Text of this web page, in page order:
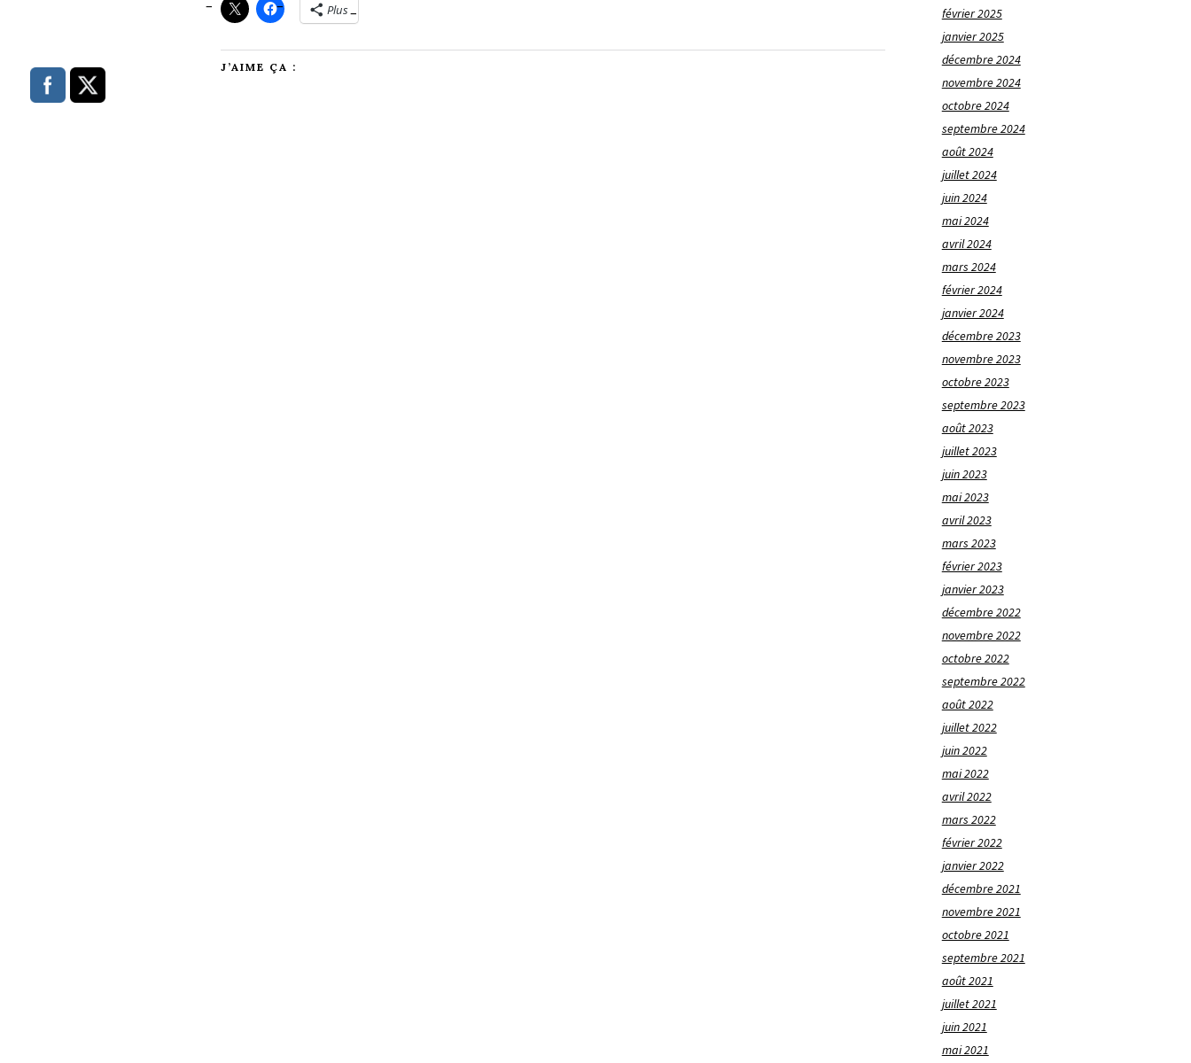
Plus
J’AIME ÇA :
février 2025
janvier 2025
décembre 2024
novembre 2024
octobre 2024
septembre 2024
août 2024
juillet 2024
juin 2024
mai 2024
avril 2024
mars 2024
février 2024
janvier 2024
décembre 2023
novembre 2023
octobre 2023
septembre 2023
août 2023
juillet 2023
juin 2023
mai 2023
avril 2023
mars 2023
février 2023
janvier 2023
décembre 2022
novembre 2022
octobre 2022
septembre 2022
août 2022
juillet 2022
juin 2022
mai 2022
avril 2022
mars 2022
février 2022
janvier 2022
décembre 2021
novembre 2021
octobre 2021
septembre 2021
août 2021
juillet 2021
juin 2021
mai 2021